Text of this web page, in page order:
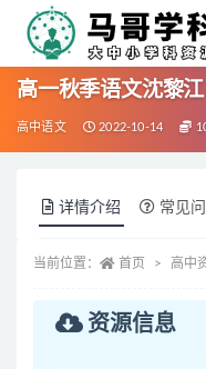
高一秋季语文沈黎江
高中语文 2022-10-14
详情介绍 常见
当前位置： 首页 高中
资源信息
全部